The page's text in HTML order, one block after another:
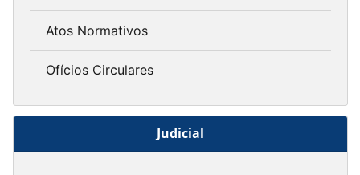
Atos Normativos
Ofícios Circulares
Judicial